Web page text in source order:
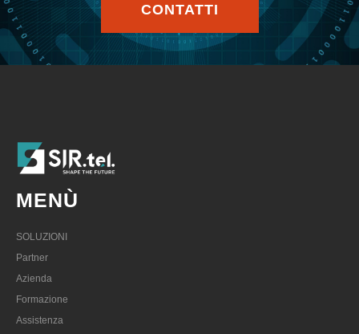
CONTATTI
MENÙ
SOLUZIONI
Partner
Azienda
Formazione
Assistenza